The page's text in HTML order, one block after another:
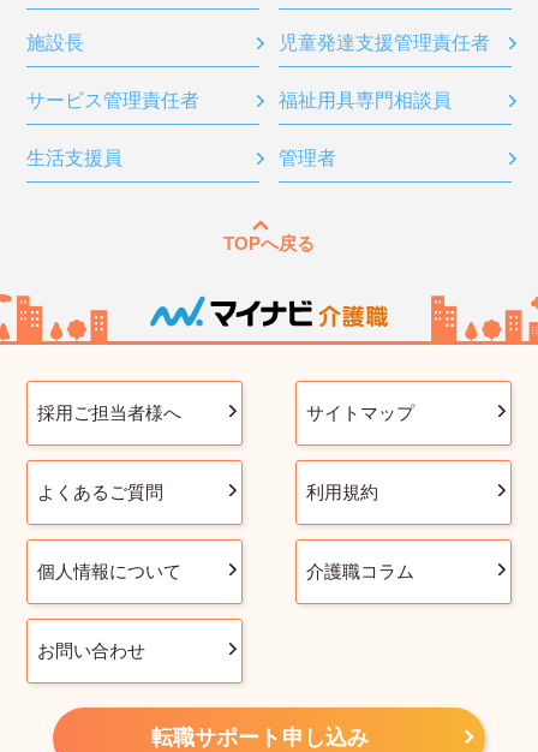
施設長 児童発達支援管理責任者
サービス管理責任者 福祉用具専門相談員
生活支援員 管理者
TOPへ戻る
採用ご担当者様へ サイトマップ
よくあるご質問 利用規約
個人情報について 介護職コラム
お問い合わせ
転職サポート申し込み